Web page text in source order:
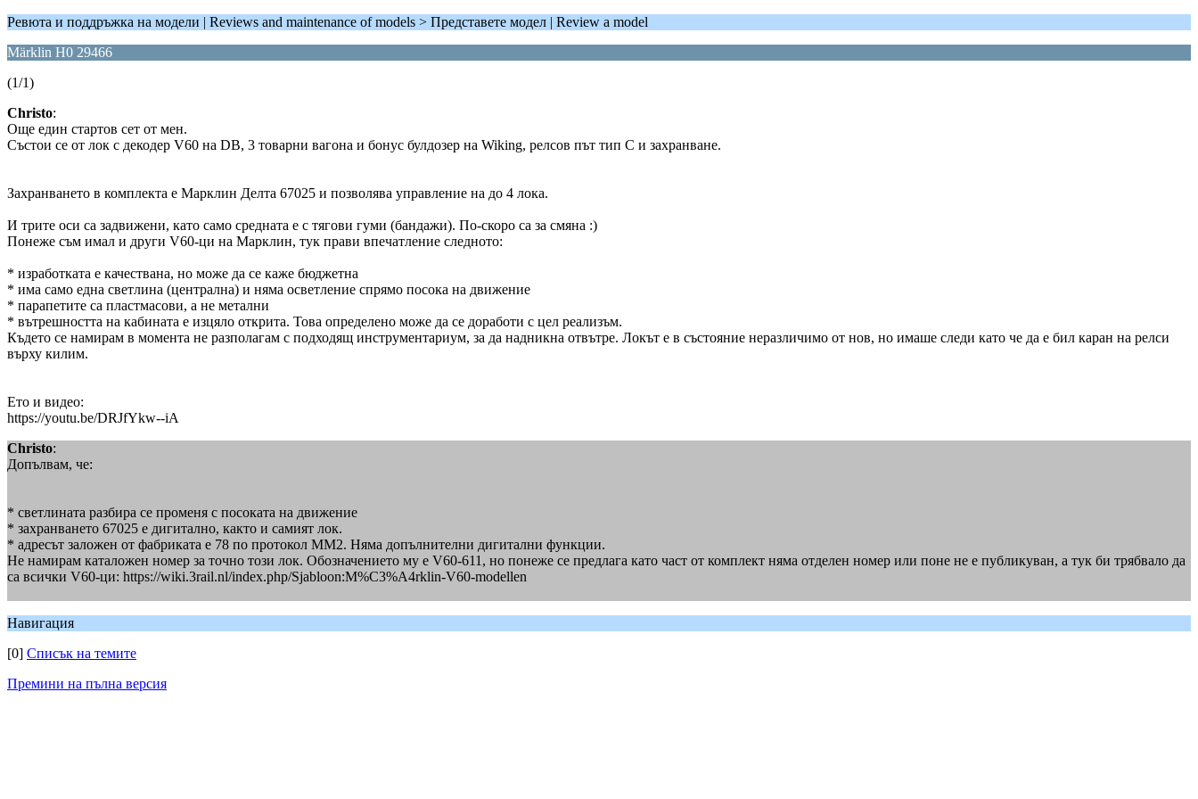
Ревюта и поддръжка на модели | Reviews and maintenance of models > Представете модел | Review a model
Märklin H0 29466
(1/1)
Christo:
Още един стартов сет от мен.
Състои се от лок с декодер V60 на DB, 3 товарни вагона и бонус булдозер на Wiking, релсов път тип C и захранване.
Захранването в комплекта е Марклин Делта 67025 и позволява управление на до 4 лока.
И трите оси са задвижени, като само средната е с тягови гуми (бандажи). По-скоро са за смяна :)
Понеже съм имал и други V60-ци на Марклин, тук прави впечатление следното:
* изработката е качествана, но може да се каже бюджетна
* има само една светлина (централна) и няма осветление спрямо посока на движение
* парапетите са пластмасови, а не метални
* вътрешността на кабината е изцяло открита. Това определено може да се доработи с цел реализъм.
Където се намирам в момента не разполагам с подходящ инструментариум, за да надникна отвътре. Локът е в състояние неразличимо от нов, но имаше следи като че да е бил каран на релси
върху килим.
Ето и видео:
https://youtu.be/DRJfYkw--iA
Christo:
Допълвам, че:
* светлината разбира се променя с посоката на движение
* захранването 67025 е дигитално, както и самият лок.
* адресът заложен от фабриката е 78 по протокол MM2. Няма допълнителни дигитални функции.
Не намирам каталожен номер за точно този лок. Обозначението му е V60-611, но понеже се предлага като част от комплект няма отделен номер или поне не е публикуван, а тук би трябвало да
са всички V60-ци: https://wiki.3rail.nl/index.php/Sjabloon:M%C3%A4rklin-V60-modellen
Навигация
[0] Списък на темите
Премини на пълна версия